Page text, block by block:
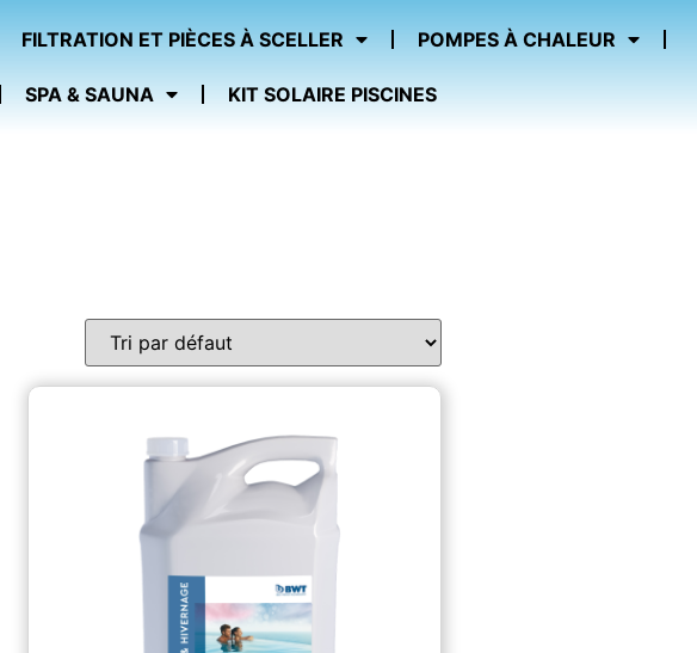
FILTRATION ET PIÈCES À SCELLER POMPES À CHALEUR
SPA & SAUNA KIT SOLAIRE PISCINES